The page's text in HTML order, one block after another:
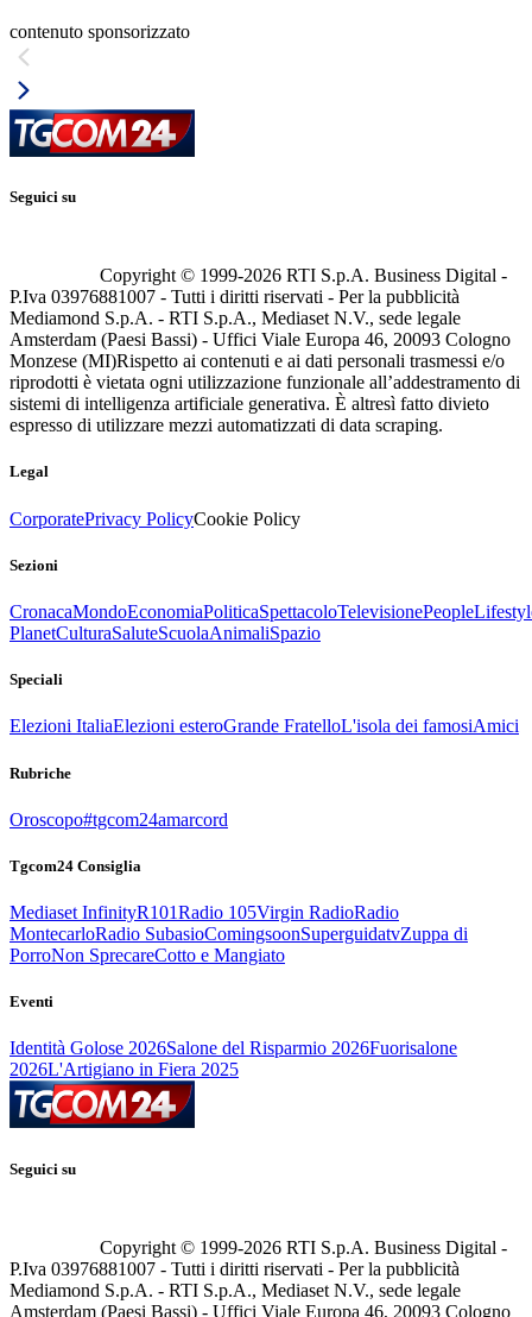
contenuto sponsorizzato
Seguici su
Copyright © 1999-2026 RTI S.p.A. Business Digital -
P.Iva 03976881007 - Tutti i diritti riservati - Per la pubblicità
Mediamond S.p.A. - RTI S.p.A., Mediaset N.V., sede legale
Amsterdam (Paesi Bassi) - Uffici Viale Europa 46, 20093 Cologno
Monzese (MI)Rispetto ai contenuti e ai dati personali trasmessi e/o
riprodotti è vietata ogni utilizzazione funzionale all’addestramento di
sistemi di intelligenza artificiale generativa. È altresì fatto divieto
espresso di utilizzare mezzi automatizzati di data scraping.
Legal
CorporatePrivacy PolicyCookie Policy
Sezioni
CronacaMondoEconomiaPoliticaSpettacoloTelevisionePeople
PlanetCulturaSaluteScuolaAnimaliSpazio
Speciali
Elezioni ItaliaElezioni esteroGrande FratelloL'isola dei famosiAmici
Rubriche
Oroscopo#tgcom24amarcord
Tgcom24 Consiglia
Mediaset InfinityR101Radio 105Virgin RadioRadio
MontecarloRadio SubasioComingsoonSuperguidatvZuppa di
PorroNon SprecareCotto e Mangiato
Eventi
Identità Golose 2026Salone del Risparmio 2026Fuorisalone
2026L'Artigiano in Fiera 2025
Seguici su
Copyright © 1999-2026 RTI S.p.A. Business Digital -
P.Iva 03976881007 - Tutti i diritti riservati - Per la pubblicità
Mediamond S.p.A. - RTI S.p.A., Mediaset N.V., sede legale
Amsterdam (Paesi Bassi) - Uffici Viale Europa 46, 20093 Cologno